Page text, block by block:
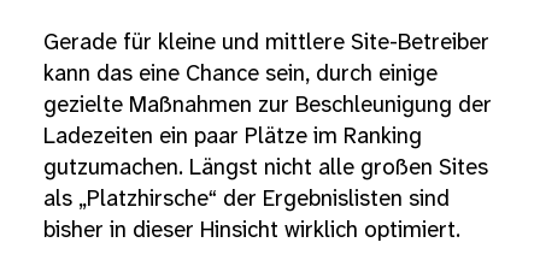
Gerade für kleine und mittlere Site-Betreiber
kann das eine Chance sein, durch einige
gezielte Maßnahmen zur Beschleunigung der
Ladezeiten ein paar Plätze im Ranking
gutzumachen. Längst nicht alle großen Sites
als „Platzhirsche“ der Ergebnislisten sind
bisher in dieser Hinsicht wirklich optimiert.